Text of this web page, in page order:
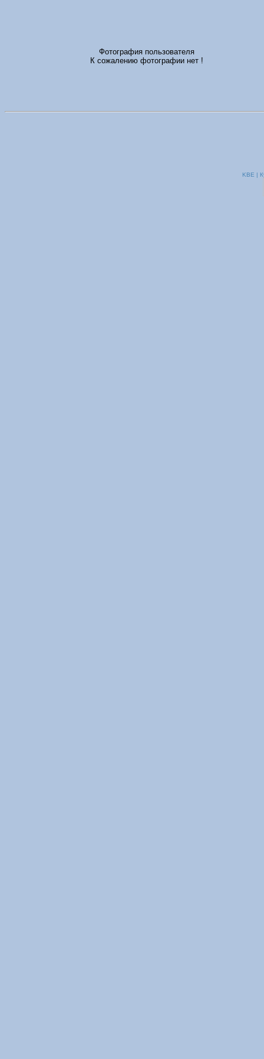
Фотография пользователя
К сожалению фотографии нет !
KBE |